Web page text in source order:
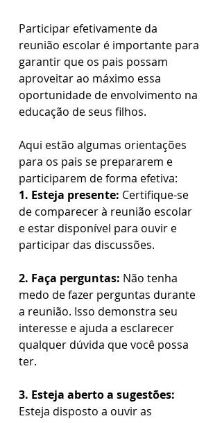
Participar efetivamente da
reunião escolar é importante para
garantir que os pais possam
aproveitar ao máximo essa
oportunidade de envolvimento na
educação de seus filhos.
Aqui estão algumas orientações
para os pais se prepararem e
participarem de forma efetiva:
1. Esteja presente: Certifique-se
de comparecer à reunião escolar
e estar disponível para ouvir e
participar das discussões.
2. Faça perguntas: Não tenha
medo de fazer perguntas durante
a reunião. Isso demonstra seu
interesse e ajuda a esclarecer
qualquer dúvida que você possa
ter.
3. Esteja aberto a sugestões:
Esteja disposto a ouvir as